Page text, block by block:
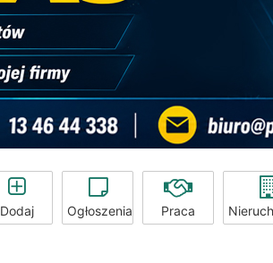
Dodaj Ogłoszenia Praca